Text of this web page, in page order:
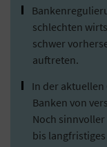
schlechten
schwer
auftreten.
In der
Banken von
Noch
bis